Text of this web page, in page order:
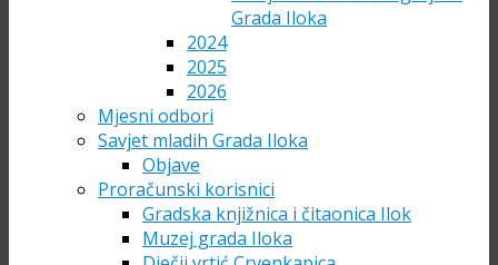
Grada Iloka
2024
2025
2026
Mjesni odbori
Savjet mladih Grada Iloka
Objave
Proračunski korisnici
Gradska knjižnica i čitaonica Ilok
Muzej grada Iloka